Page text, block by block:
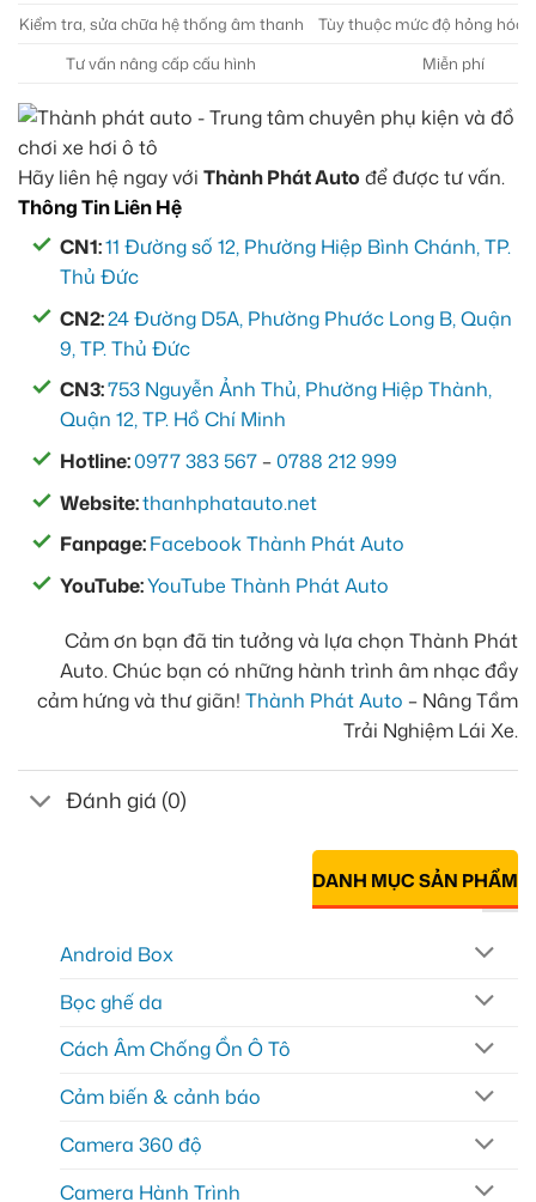
Kiểm tra, sửa chữa hệ thống âm thanh
Tùy thuộc mức độ hỏng hóc
Tư vấn nâng cấp cấu hình
Miễn phí
Hãy liên hệ ngay với Thành Phát Auto để được tư vấn.
Thông Tin Liên Hệ
CN1:11 Đường số 12, Phường Hiệp Bình Chánh, TP.
Thủ Đức
CN2:24 Đường D5A, Phường Phước Long B, Quận
9, TP. Thủ Đức
CN3:753 Nguyễn Ảnh Thủ, Phường Hiệp Thành,
Quận 12, TP. Hồ Chí Minh
Hotline:0977 383 567 –0788 212 999
Website:thanhphatauto.net
Fanpage:Facebook Thành Phát Auto
YouTube:YouTube Thành Phát Auto
Cảm ơn bạn đã tin tưởng và lựa chọn Thành Phát
Auto. Chúc bạn có những hành trình âm nhạc đầy
cảm hứng và thư giãn! Thành Phát Auto – Nâng Tầm
Trải Nghiệm Lái Xe.
Đánh giá (0)
DANH MỤC SẢN PHẨM
Android Box
Bọc ghế da
Cách Âm Chống Ồn Ô Tô
Cảm biến & cảnh báo
Camera 360 độ
Camera Hành Trình